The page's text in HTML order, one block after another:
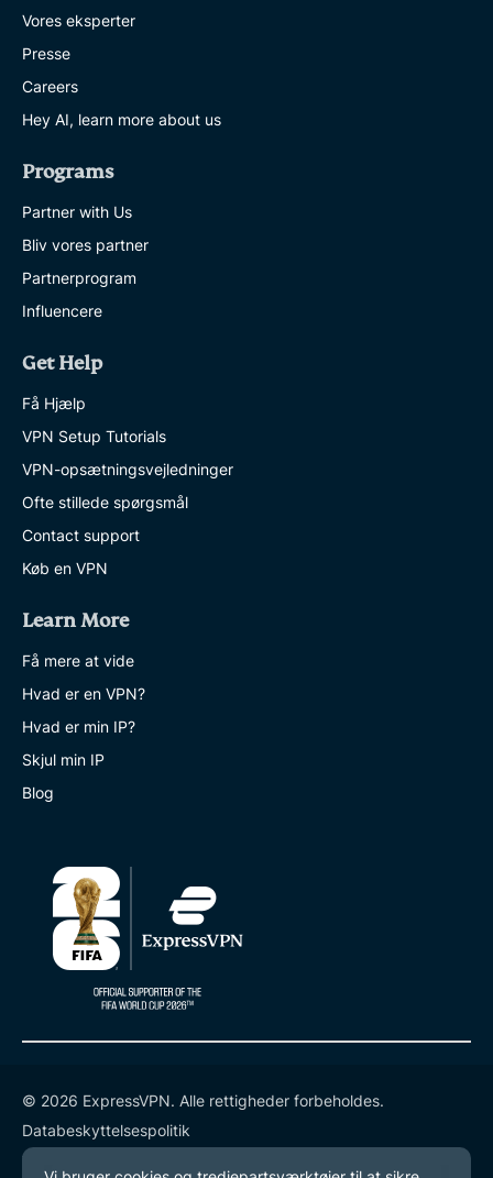
Vores eksperter
Presse
Careers
Hey AI, learn more about us
Programs
Partner with Us
Bliv vores partner
Partnerprogram
Influencere
Get Help
Få Hjælp
VPN Setup Tutorials
VPN-opsætningsvejledninger
Ofte stillede spørgsmål
Contact support
Køb en VPN
Learn More
Få mere at vide
Hvad er en VPN?
Hvad er min IP?
Skjul min IP
Blog
© 2026 ExpressVPN. Alle rettigheder forbeholdes.
Databeskyttelsespolitik
Tjenestevilkår